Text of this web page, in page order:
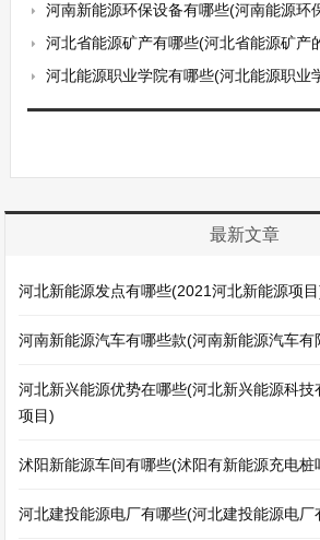
河南新能源环保设备有哪些(河南能源环
河北省能源矿产有哪些(河北省能源矿产
河北能源职业学院有哪些(河北能源职业
最新文章
河北新能源发点有哪些(2021河北新能源项
河南新能源汽车有哪些款(河南新能源汽车有
河北新兴能源优势在哪些(河北新兴能源科
项目)
沭阳新能源车间有哪些(沭阳有新能源充电桩
河北建投能源电厂有哪些(河北建投能源电厂